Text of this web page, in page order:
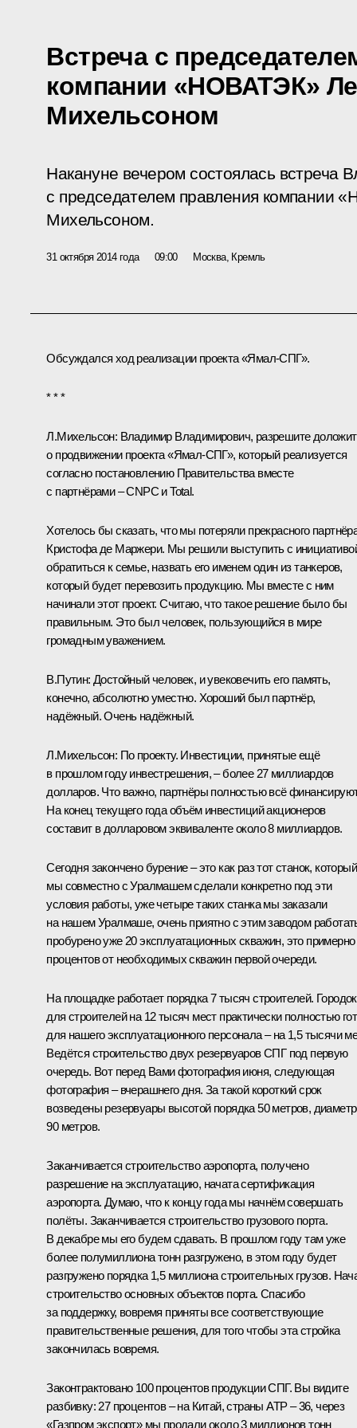
Встреча с
компании «НОВАТЭК»
Михельсоном
Накануне вечером состоялась встреча
с председателем правления компании
Михельсоном.
31 октября 2014 года 09:00 Москва, Кремль
Обсуждался ход реализации проекта «Ямал-СПГ».
* * *
Л.Михельсон: Владимир Владимирович, разрешите
о продвижении проекта «Ямал-СПГ», который реализуется
согласно постановлению Правительства вместе
с партнёрами – CNPC и Total.
Хотелось бы сказать, что мы потеряли прекрасного
Кристофа де Маржери. Мы решили выступить с
обратиться к семье, назвать его именем один из танкеров,
который будет перевозить продукцию. Мы вместе с ним
начинали этот проект. Считаю, что такое решение было бы
правильным. Это был человек, пользующийся в мире
громадным уважением.
В.Путин: Достойный человек, и увековечить его память,
конечно, абсолютно уместно. Хороший был партнёр,
надёжный. Очень надёжный.
Л.Михельсон: По проекту. Инвестиции, принятые ещё
в прошлом году инвестрешения, – более 27 миллиардов
долларов. Что важно, партнёры полностью всё
На конец текущего года объём инвестиций акционеров
составит в долларовом эквиваленте около 8 миллиардов.
Сегодня закончено бурение – это как раз тот станок, который
мы совместно с Уралмашем сделали конкретно под эти
условия работы, уже четыре таких станка мы заказали
на нашем Уралмаше, очень приятно с этим заводом
пробурено уже 20 эксплуатационных скважин, это примерно
процентов от необходимых скважин первой очереди.
На площадке работает порядка 7 тысяч строителей. Городок
для строителей на 12 тысяч мест практически полностью
для нашего эксплуатационного персонала – на 1,5 тысячи
Ведётся строительство двух резервуаров СПГ под первую
очередь. Вот перед Вами фотография июня, следующая
фотография – вчерашнего дня. За такой короткий срок
возведены резервуары высотой порядка 50 метров,
90 метров.
Заканчивается строительство аэропорта, получено
разрешение на эксплуатацию, начата сертификация
аэропорта. Думаю, что к концу года мы начнём совершать
полёты. Заканчивается строительство грузового порта.
В декабре мы его будем сдавать. В прошлом году там уже
более полумиллиона тонн разгружено, в этом году будет
разгружено порядка 1,5 миллиона строительных грузов.
строительство основных объектов порта. Спасибо
за поддержку, вовремя приняты все соответствующие
правительственные решения, для того чтобы эта стройка
закончилась вовремя.
Законтрактовано 100 процентов продукции СПГ. Вы видите
разбивку: 27 процентов – на Китай, страны АТР – 36, через
«Газпром экспорт» мы продали около 3 миллионов тонн